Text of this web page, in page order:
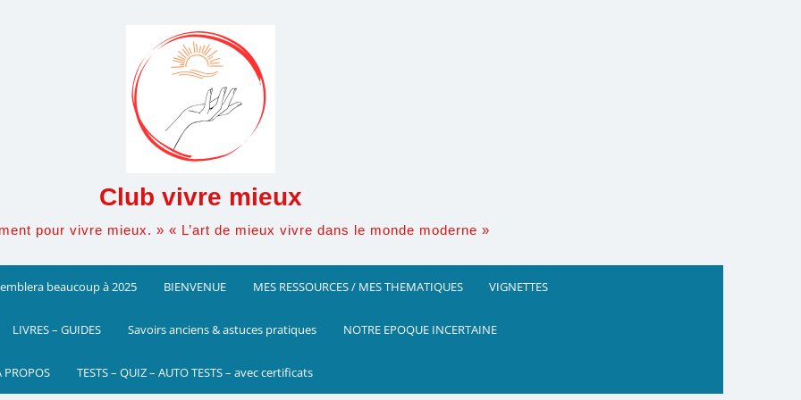
Club vivre mieux
pour vivre mieux. » « L’art de mieux vivre dans le monde moderne »
beaucoup à 2025 BIENVENUE MES RESSOURCES / MES THEMATIQUES VIGNETTES
LIVRES – GUIDES Savoirs anciens & astuces pratiques NOTRE EPOQUE INCERTAINE
PROPOS TESTS – QUIZ – AUTO TESTS – avec certificats